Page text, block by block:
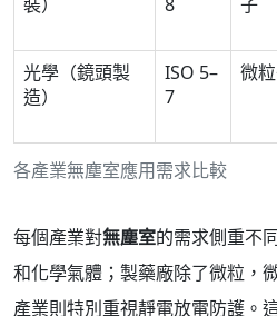
各產業無塵室應用需求比較
光學（鏡頭製
造）
ISO 5–
7
微
每個產業對無塵室的需求側重不
和化學氣體；製藥廠除了微粒，
產業則特別重視靜電放電防護。